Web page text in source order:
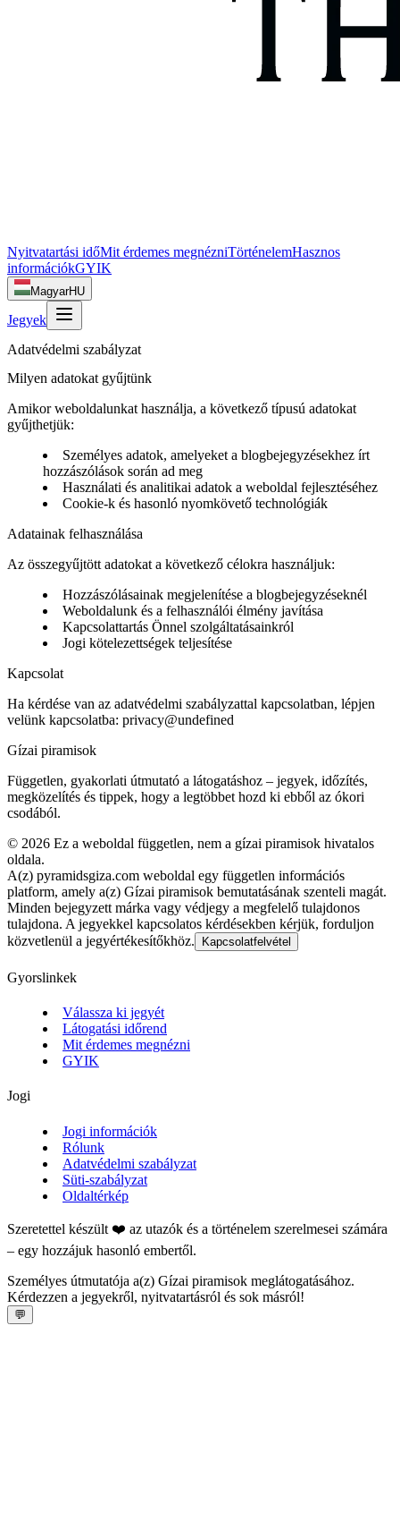
Nyitvatartási időMit érdemes megnézniTörténelemHasznos
információkGYIK
MagyarHU
Jegyek
Adatvédelmi szabályzat
Milyen adatokat gyűjtünk
Amikor weboldalunkat használja, a következő típusú adatokat
gyűjthetjük:
Személyes adatok, amelyeket a blogbejegyzésekhez írt
hozzászólások során ad meg
Használati és analitikai adatok a weboldal fejlesztéséhez
Cookie-k és hasonló nyomkövető technológiák
Adatainak felhasználása
Az összegyűjtött adatokat a következő célokra használjuk:
Hozzászólásainak megjelenítése a blogbejegyzéseknél
Weboldalunk és a felhasználói élmény javítása
Kapcsolattartás Önnel szolgáltatásainkról
Jogi kötelezettségek teljesítése
Kapcsolat
Ha kérdése van az adatvédelmi szabályzattal kapcsolatban, lépjen
velünk kapcsolatba: privacy@undefined
Gízai piramisok
Független, gyakorlati útmutató a látogatáshoz – jegyek, időzítés,
megközelítés és tippek, hogy a legtöbbet hozd ki ebből az ókori
csodából.
© 2026 Ez a weboldal független, nem a gízai piramisok hivatalos
oldala.
A(z) pyramidsgiza.com weboldal egy független információs
platform, amely a(z) Gízai piramisok bemutatásának szenteli magát.
Minden bejegyzett márka vagy védjegy a megfelelő tulajdonos
tulajdona. A jegyekkel kapcsolatos kérdésekben kérjük, forduljon
közvetlenül a jegyértékesítőkhöz.
Kapcsolatfelvétel
Gyorslinkek
Válassza ki jegyét
Látogatási időrend
Mit érdemes megnézni
GYIK
Jogi
Jogi információk
Rólunk
Adatvédelmi szabályzat
Süti-szabályzat
Oldaltérkép
Szeretettel készült ❤️ az utazók és a történelem szerelmesei számára
– egy hozzájuk hasonló embertől.
Személyes útmutatója a(z) Gízai piramisok meglátogatásához.
Kérdezzen a jegyekről, nyitvatartásról és sok másról!
💬